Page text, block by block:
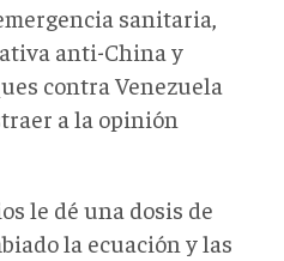
sanitaria,
anti-China y
contra Venezuela
a la opinión
le dé una dosis de
la ecuación y las